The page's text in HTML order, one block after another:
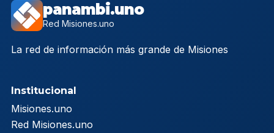
panambi.uno
Red Misiones.uno
La red de información más grande de Misiones
Institucional
Misiones.uno
Red Misiones.uno